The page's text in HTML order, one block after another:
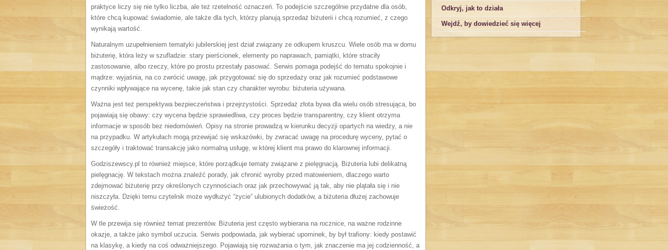
praktyce liczy się nie tylko liczba, ale też rzetelność oznaczeń. To podejście szczególnie przydatne dla osób,
które chcą kupować świadomie, ale także dla tych, którzy planują sprzedaż biżuterii i chcą rozumieć, z czego
wynikają wartość.
Naturalnym uzupełnieniem tematyki jubilerskiej jest dział związany ze odkupem kruszcu. Wiele osób ma w domu
biżuterię, która leży w szufladzie: stary pierścionek, elementy po naprawach, pamiątki, które straciły
zastosowanie, albo rzeczy, które po prostu przestały pasować. Serwis pomaga podejść do tematu spokojnie i
mądrze: wyjaśnia, na co zwrócić uwagę, jak przygotować się do sprzedaży oraz jak rozumieć podstawowe
czynniki wpływające na wycenę, takie jak stan czy charakter wyrobu: biżuteria używana.
Ważna jest też perspektywa bezpieczeństwa i przejrzystości. Sprzedaż złota bywa dla wielu osób stresująca, bo
pojawiają się obawy: czy wycena będzie sprawiedliwa, czy proces będzie transparentny, czy klient otrzyma
informacje w sposób bez niedomówień. Opisy na stronie prowadzą w kierunku decyzji opartych na wiedzy, a nie
na przypadku. W artykułach mogą przewijać się wskazówki, by zwracać uwagę na procedurę wyceny, pytać o
szczegóły i traktować transakcję jako normalną usługę, w której klient ma prawo do klarownej informacji.
Godziszewscy.pl to również miejsce, które porządkuje tematy związane z pielęgnacją. Biżuteria lubi delikatną
pielęgnację. W tekstach można znaleźć porady, jak chronić wyroby przed matowieniem, dlaczego warto
zdejmować biżuterię przy określonych czynnościach oraz jak przechowywać ją tak, aby nie plątała się i nie
niszczyła. Dzięki temu czytelnik może wydłużyć “życie” ulubionych dodatków, a biżuteria dłużej zachowuje
świeżość.
W tle przewija się również temat prezentów. Biżuteria jest często wybierana na rocznice, na ważne rodzinne
okazje, a także jako symbol uczucia. Serwis podpowiada, jak wybierać upominek, by był trafiony: kiedy postawić
na klasykę, a kiedy na coś odważniejszego. Pojawiają się rozważania o tym, jak znaczenie ma jej codzienność, a
Odkryj, jak to działa
Wejdź, by dowiedzieć się więcej